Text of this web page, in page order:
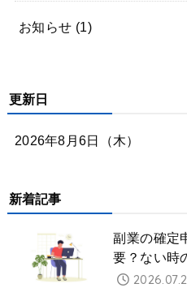
お知らせ (1)
更新日
2026年8月6日（木）
新着記事
副業の確定
要？ない時